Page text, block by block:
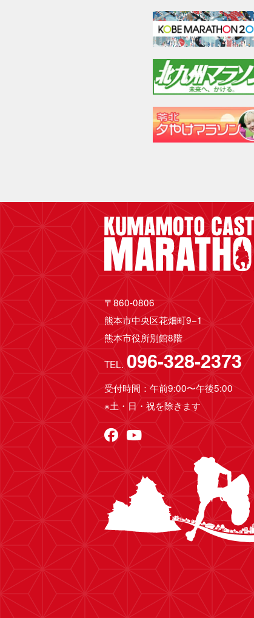
〒860-0806
熊本市中央区花畑町9−1
熊本市役所別館8階
TEL. 096-328-2373
受付時間：午前9:00〜午後5:00
※土・日・祝を除きます